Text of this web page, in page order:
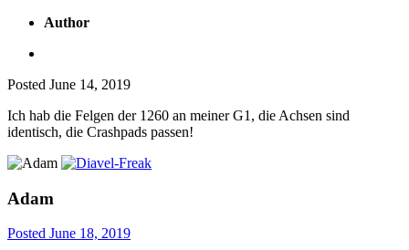
Author
Posted June 14, 2019
Ich hab die Felgen der 1260 an meiner G1, die Achsen sind
identisch, die Crashpads passen!
Adam
Posted June 18, 2019